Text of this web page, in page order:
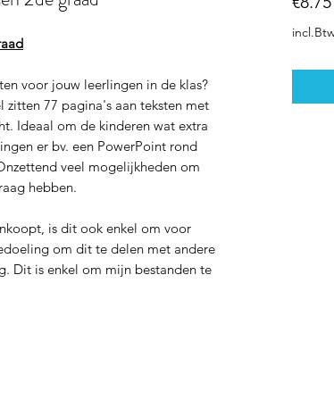
voor jouw leerlingen in de klas?
77 pagina's aan teksten met
Ideaal om de kinderen wat extra
er bv. een PowerPoint rond
veel mogelijkheden om
hebben.
is dit ook enkel om voor
om dit te delen met andere
Dit is enkel om mijn bestanden te